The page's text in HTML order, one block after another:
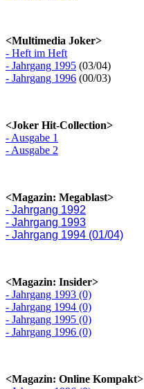
<Multimedia Joker>
- Heft im Heft
- Jahrgang 1995 (03/04)
- Jahrgang 1996 (00/03)
<Joker Hit-Collection>
- Ausgabe 1
- Ausgabe 2
<Magazin: Megablast>
- Jahrgang 1992
- Jahrgang 1993
- Jahrgang 1994 (01/04)
<Magazin: Insider>
- Jahrgang 1993 (0)
- Jahrgang 1994 (0)
- Jahrgang 1995 (0)
- Jahrgang 1996 (0)
<Magazin: Online Kompakt>